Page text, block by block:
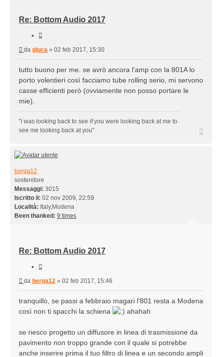
Re: Bottom Audio 2017
Messaggio
da gluca » 02 feb 2017, 15:30
tutto buono per me. se avrò ancora l'amp con la 801A lo
porto volentieri così facciamo tube rolling serio, mi servono
casse efficienti però (ovviamente non posso portare le
mie).
"i was looking back to see if you were looking back at me to
see me looking back at you"
berga12
sostenitore
Messaggi: 3015
Iscritto il: 02 nov 2009, 22:59
Località: Italy,Modena
Been thanked: 9 times
Re: Bottom Audio 2017
Messaggio
da berga12 » 02 feb 2017, 15:46
tranquillo, se passi a febbraio magari l'801 resta a Modena
così non ti spacchi la schiena
ahahah
se riesco progetto un diffusore in linea di trasmissione da
pavimento non troppo grande con il quale si potrebbe
anche inserire prima il tuo filtro di linea e un secondo ampli